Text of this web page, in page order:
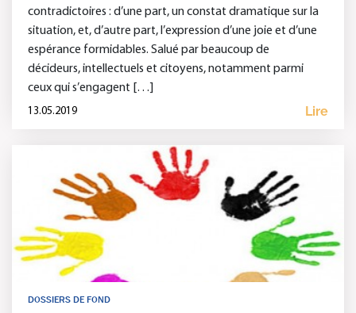
contradictoires : d’une part, un constat dramatique sur la
situation, et, d’autre part, l’expression d’une joie et d’une
espérance formidables. Salué par beaucoup de
décideurs, intellectuels et citoyens, notamment parmi
ceux qui s’engagent […]
13.05.2019 Lire
DOSSIERS DE FOND